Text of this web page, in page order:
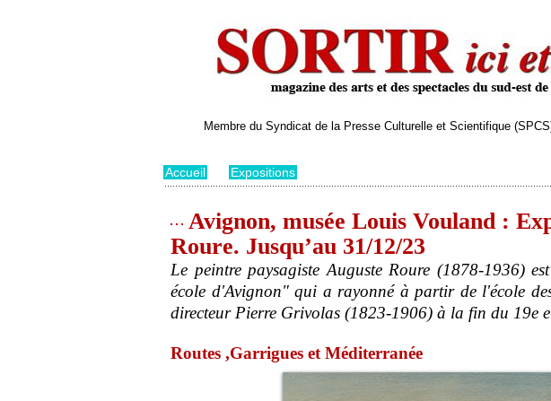
Membre du Syndicat de la Presse Culturelle et Scientifique
Accueil Expositions
Avignon, musée Louis Vouland :
Roure. Jusqu’au 31/12/23
Le peintre paysagiste Auguste Roure (1878-1936)
école d'Avignon" qui a rayonné à partir de l'école
directeur Pierre Grivolas (1823-1906) à la fin du 19e
Routes ,Garrigues et Méditerranée